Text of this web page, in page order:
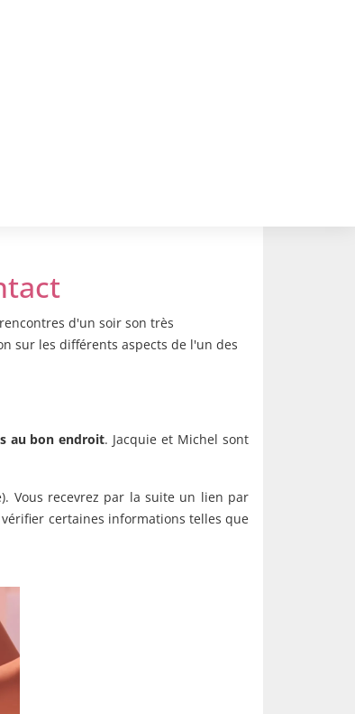
d'un soir son très
sur les différents aspects de l'un des
au bon endroit. Jacquie et Michel sont
Vous recevrez par la suite un lien par
certaines informations telles que